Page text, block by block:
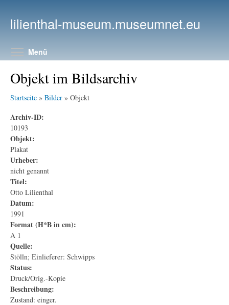
lilienthal-museum.museumnet.eu
Menü
Objekt im Bildsarchiv
Startseite » Bilder » Objekt
Archiv-ID:
10193
Objekt:
Plakat
Urheber:
nicht genannt
Titel:
Otto Lilienthal
Datum:
1991
Format (H*B in cm):
A 1
Quelle:
Stölln; Einlieferer: Schwipps
Status:
Druck/Orig.-Kopie
Beschreibung:
Zustand: einger.